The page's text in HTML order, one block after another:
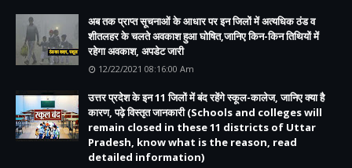
अब तक प्राप्त सूचनाओं के आधार पर इन जिलों में अत्यधिक ठंड व
शीतलहर के चलते अवकाश हुआ घोषित,जानिए किन-किन तिथियों में
रहेगा अवकाश, अपडेट जारी
12/22/2021 08:16:00 Am
उत्तर प्रदेश के इन 11 जिलों में बंद रहेंगे स्कूल-कालेज, जानिए क्या है
कारण, पढ़े विस्तृत जानकारी (Schools and colleges will
remain closed in these 11 districts of Uttar
Pradesh, know what is the reason, read
detailed information)